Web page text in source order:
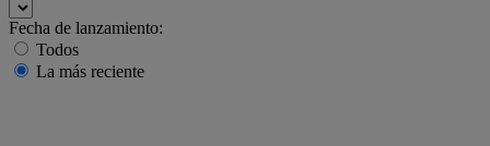
Fecha de lanzamiento:
Todos
La más reciente